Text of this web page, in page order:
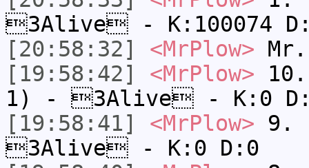
3Alive - K:100074
[20:58:32]
<MrPlow>
[19:58:42]
<MrPlow>
1) - 3Alive - K:0
[19:58:41]
<MrPlow> 9.
3Alive - K:0 D:0